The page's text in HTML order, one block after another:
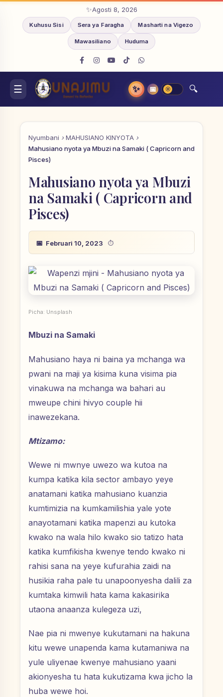
Agosti 8, 2026
Kuhusu Sisi Sera ya Faragha Masharti na Vigezo
Mawasiliano Huduma
✨ 📅
Nyumbani
MAHUSIANO KINYOTA
Mahusiano nyota ya Mbuzi na Samaki ( Capricorn and
Pisces)
Mahusiano nyota ya Mbuzi
na Samaki ( Capricorn and
Pisces)
Februari 10, 2023
Picha: Unsplash
Mbuzi na Samaki
Mahusiano haya ni baina ya mchanga wa
pwani na maji ya kisima kuna visima pia
vinakuwa na mchanga wa bahari au
mweupe chini hivyo couple hii
inawezekana.
Mtizamo:
Wewe ni mwnye uwezo wa kutoa na
kumpa katika kila sector ambayo yeye
anatamani katika mahusiano kuanzia
kumtimizia na kumkamilishia yale yote
anayotamani katika mapenzi au kutoka
kwako na wala hilo kwako sio tatizo hata
katika kumfikisha kwenye tendo kwako ni
rahisi sana na yeye kufurahia zaidi na
husikia raha pale tu unapoonyesha dalili za
kumtaka kimwili hata kama kakasirika
utaona anaanza kulegeza uzi,
Nae pia ni mwenye kukutamani na hakuna
kitu wewe unapenda kama kutamaniwa na
yule uliyenae kwenye mahusiano yaani
akionyesha tu hata kukutizama kwa jicho la
huba wewe hoi.